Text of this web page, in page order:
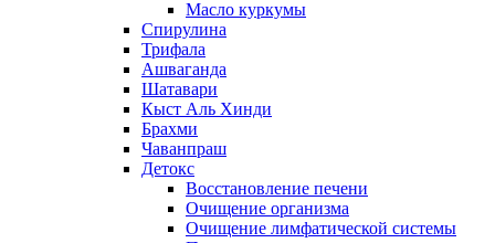
Масло куркумы
Спирулина
Трифала
Ашваганда
Шатавари
Кыст Аль Хинди
Брахми
Чаванпраш
Детокс
Восстановление печени
Очищение организма
Очищение лимфатической системы